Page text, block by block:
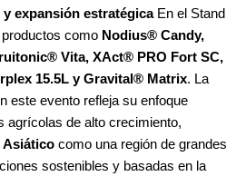
expansión estratégicaEn el Stand
como Nodius® Candy,
Vita, XAct® PRO Fort SC,
15.5L y Gravital® Matrix. La
este evento refleja su enfoque
agrícolas de alto crecimiento,
Asiático como una región de grandes
sostenibles y basadas en la